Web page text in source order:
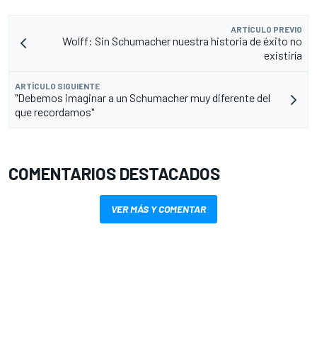
ARTÍCULO PREVIO
Wolff: Sin Schumacher nuestra historia de éxito no
existiría
ARTÍCULO SIGUIENTE
"Debemos imaginar a un Schumacher muy diferente del
que recordamos"
COMENTARIOS DESTACADOS
VER MÁS Y COMENTAR